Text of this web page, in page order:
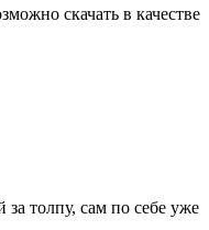
скачать в качестве
толпу, сам по себе уже